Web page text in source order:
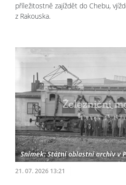
příležitostně zajíždět do Chebu,
z Rakouska.
21. 07. 2026 13:21